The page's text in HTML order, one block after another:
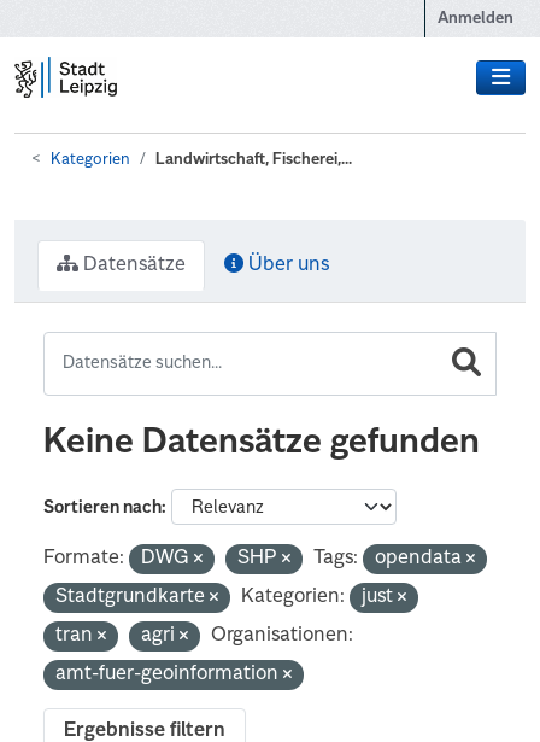
Anmelden
Kategorien Landwirtschaft, Fischerei,...
Datensätze Über uns
Keine Datensätze gefunden
Sortieren nach
Formate: DWG SHP Tags:
opendata
Stadtgrundkarte
Kategorien:
just
tran
agri
Organisationen:
amt-fuer-geoinformation
Ergebnisse filtern